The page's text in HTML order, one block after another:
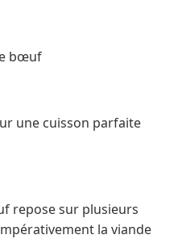
bœuf
une cuisson parfaite
repose sur plusieurs
la viande